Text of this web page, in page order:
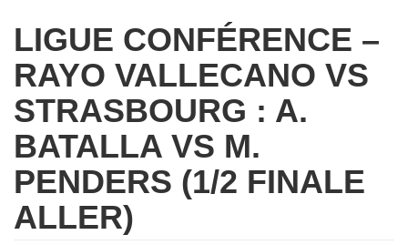
LIGUE CONFÉRENCE –
RAYO VALLECANO VS
STRASBOURG : A.
BATALLA VS M.
PENDERS (1/2 FINALE
ALLER)